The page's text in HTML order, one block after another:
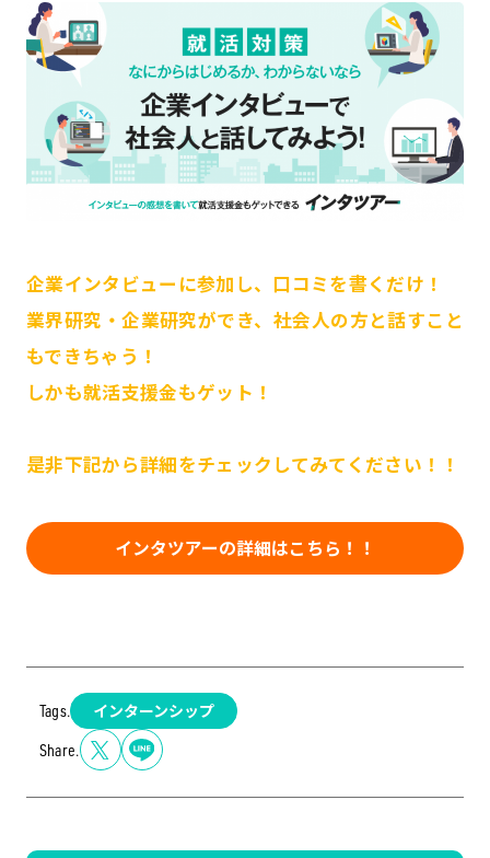
企業インタビューに参加し、口コミを書くだけ！
業界研究・企業研究ができ、社会人の方と話すこと
もできちゃう！
しかも就活支援金もゲット！
是非下記から詳細をチェックしてみてください！！
インタツアーの詳細はこちら！！
Tags. インターンシップ
Share.